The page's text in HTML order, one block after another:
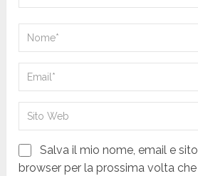
Salva il mio nome, email e
browser per la prossima volta